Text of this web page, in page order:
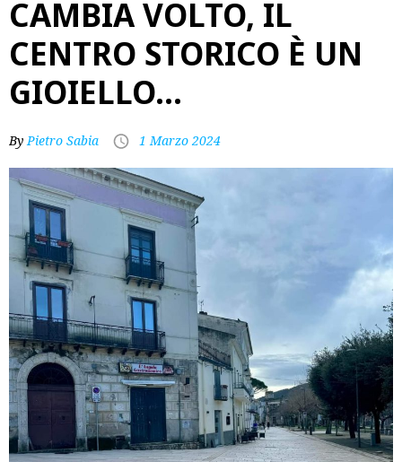
CAMBIA VOLTO, IL
CENTRO STORICO È UN
GIOIELLO…
ByPietro Sabia 1 Marzo 2024